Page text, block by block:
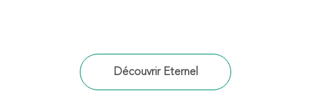
Découvrir Eternel